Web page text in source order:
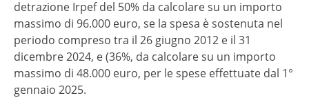
detrazione Irpef del 50% da calcolare su un importo
massimo di 96.000 euro, se la spesa è sostenuta nel
periodo compreso tra il 26 giugno 2012 e il 31
dicembre 2024, e (36%, da calcolare su un importo
massimo di 48.000 euro, per le spese effettuate dal 1°
gennaio 2025.